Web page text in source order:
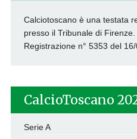
Calciotoscano è una testata
presso il Tribunale di Firenze.
Registrazione n° 5353 del
CalcioToscano
Serie A